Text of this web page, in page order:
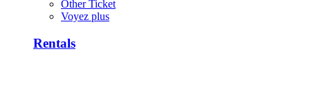
Other Ticket
Voyez plus
Rentals